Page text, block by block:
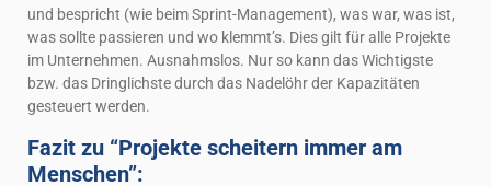
und bespricht (wie beim Sprint-Management), was war, was ist,
was sollte passieren und wo klemmt’s. Dies gilt für alle Projekte
im Unternehmen. Ausnahmslos. Nur so kann das Wichtigste
bzw. das Dringlichste durch das Nadelöhr der Kapazitäten
gesteuert werden.
Fazit zu “Projekte scheitern immer am
Menschen”: